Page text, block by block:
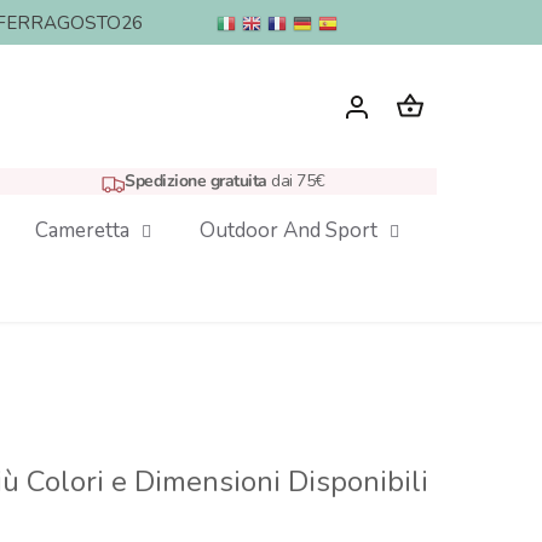
Spedizione gratuita dai 75€
Cameretta Outdoor And Sport
Colori e Dimensioni Disponibili